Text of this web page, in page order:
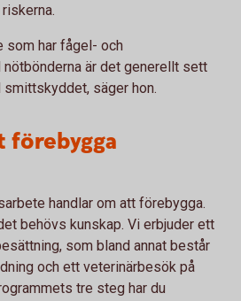
som har fågel- och
nötbönderna är det generellt sett
säger hon.
förebygga
handlar om att förebygga.
behövs kunskap. Vi erbjuder ett
som bland annat består
och ett veterinärbesök på
tre steg har du